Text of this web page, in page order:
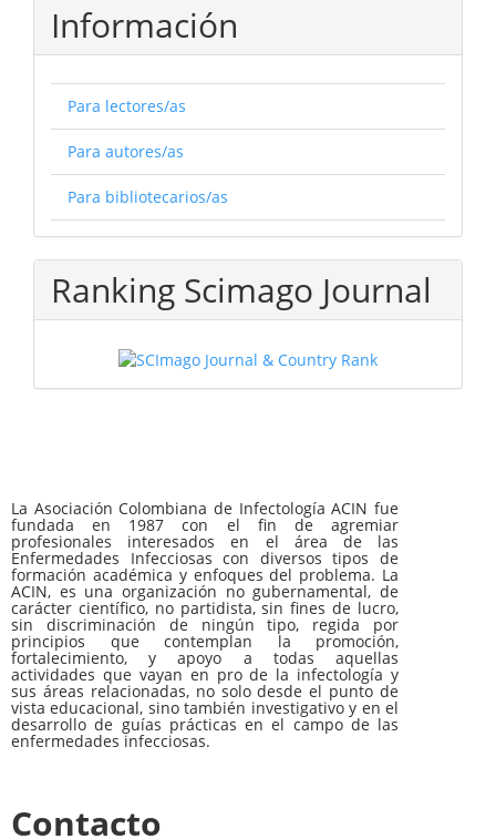
Información
Para lectores/as
Para autores/as
Para bibliotecarios/as
Ranking Scimago Journal
La Asociación Colombiana de Infectología ACIN fue
fundada en 1987 con el fin de agremiar
profesionales interesados en el área de las
Enfermedades Infecciosas con diversos tipos de
formación académica y enfoques del problema. La
ACIN, es una organización no gubernamental, de
carácter científico, no partidista, sin fines de lucro,
sin discriminación de ningún tipo, regida por
principios que contemplan la promoción,
fortalecimiento, y apoyo a todas aquellas
actividades que vayan en pro de la infectología y
sus áreas relacionadas, no solo desde el punto de
vista educacional, sino también investigativo y en el
desarrollo de guías prácticas en el campo de las
enfermedades infecciosas.
Contacto